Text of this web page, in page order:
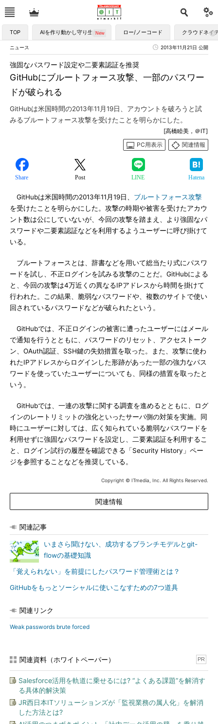
TOP AIを作り動かし守り生かす ロー/ノーコード クラウドネイ
ニュース 2013年11月21日 公開
GitHubにブルートフォース攻撃、一部のパスワー
ドが破られる
強固なパスワード設定や二要素認証を推奨
GitHubは米国時間の2013年11月19日、アカウントを破ろうと試
みるブルートフォース攻撃を受けたことを明らかにした。
[高橋睦美，＠IT]
PC用表示
関連情報
Share Post LINE Hatena
GitHubは米国時間の2013年11月19日、 ブルートフォース攻撃
を受けたことを明らかにした。攻撃の時期や被害を受けたアカウ
ント数は公にしていないが、今回の攻撃を踏まえ、より強固なパ
スワードや二要素認証などを利用するようユーザーに呼び掛けて
いる。
ブルートフォースとは、辞書などを用いて総当たり式にパスワ
ードを試し、不正ログインを試みる攻撃のことだ。GitHubによる
と、今回の攻撃は4万近くの異なるIPアドレスから時間を掛けて
行われた。この結果、脆弱なパスワードや、複数のサイトで使い
回されているパスワードなどが破られたという。
GitHubでは、不正ログインの被害に遭ったユーザーにはメール
で通知を行うとともに、パスワードのリセット、アクセストーク
ン、OAuth認証、SSH鍵の失効措置を取った。また、攻撃に使わ
れたIPアドレスからログインした形跡があった一部の強力なパス
ワードを使っていたユーザーについても、同様の措置を取ったと
いう。
GitHubでは、一連の攻撃に関する調査を進めるとともに、ログ
インのレートリミットの強化といったサーバ側の対策を実施。同
時にユーザーに対しては、広く知られている脆弱なパスワードを
利用せずに強固なパスワードを設定し、二要素認証を利用するこ
と、ログイン試行の履歴を確認できる「Security History」ペー
ジを参照することなどを推奨している。
Copyright © ITmedia, Inc. All Rights Reserved.
関連情報
関連記事
いまさら聞けない、成功するブランチモデルとgit-
flowの基礎知識
「覚えられない」を前提にしたパスワード管理術とは？
GitHubをもっとソーシャルに使いこなすための7つ道具
関連リンク
Weak passwords brute forced
関連資料（ホワイトペーパー） PR
Salesforce活用を軌道に乗せるには? “よくある課題”を解消す
る具体的解決策
JR西日本ITソリューションズが「監視業務の属人化」を解消
した方法とは?